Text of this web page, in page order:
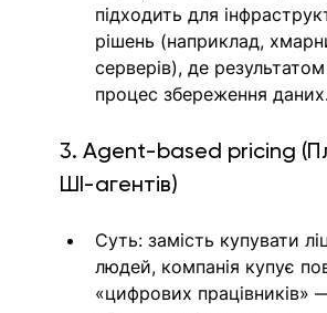
підходить для
рішень (наприклад,
серверів), де
процес збереження даних.
3. Agent-based pricing
ШІ-агентів)
Суть: замість купувати
людей, компанія купує
«цифрових працівників»